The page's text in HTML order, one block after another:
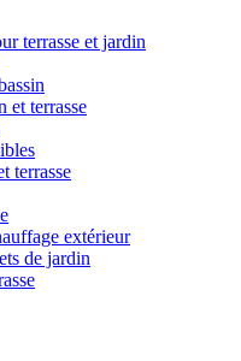
terrasse et jardin
et terrasse
terrasse
extérieur
de jardin